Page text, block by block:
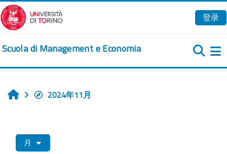
跳到主要内容
登录
Scuola di Management e Economia
首页 2024年11月
月